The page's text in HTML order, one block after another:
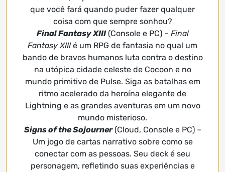
que você fará quando puder fazer qualquer
coisa com que sempre sonhou?
Final Fantasy XIII(Console e PC) – Final
Fantasy XIIIé um RPG de fantasia no qual um
bando de bravos humanos luta contra o destino
na utópica cidade celeste de Cocoon e no
mundo primitivo de Pulse. Siga as batalhas em
ritmo acelerado da heroína elegante de
Lightning e as grandes aventuras em um novo
mundo misterioso.
Signs of the Sojourner(Cloud, Console e PC) –
Um jogo de cartas narrativo sobre como se
conectar com as pessoas. Seu deck é seu
personagem, refletindo suas experiências e